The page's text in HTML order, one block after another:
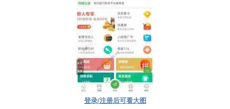
登录/注册后可看大图